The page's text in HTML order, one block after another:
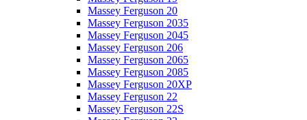
Massey Ferguson 20
Massey Ferguson 2035
Massey Ferguson 2045
Massey Ferguson 206
Massey Ferguson 2065
Massey Ferguson 2085
Massey Ferguson 20XP
Massey Ferguson 22
Massey Ferguson 22S